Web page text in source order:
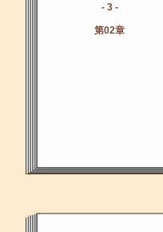
- 3 -
第02章